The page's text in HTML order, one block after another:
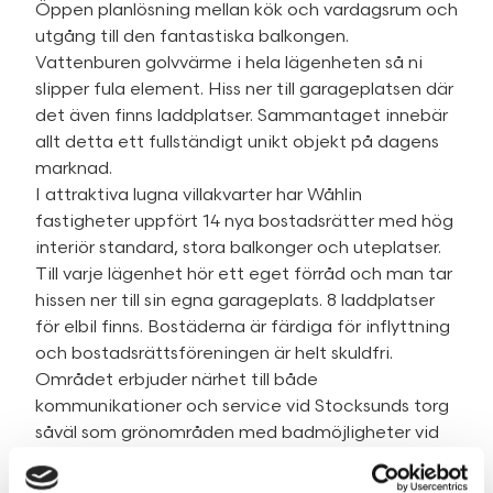
Öppen planlösning mellan kök och vardagsrum och
utgång till den fantastiska balkongen.
Vattenburen golvvärme i hela lägenheten så ni
slipper fula element. Hiss ner till garageplatsen där
det även finns laddplatser. Sammantaget innebär
allt detta ett fullständigt unikt objekt på dagens
marknad.
I attraktiva lugna villakvarter har Wåhlin
fastigheter uppfört 14 nya bostadsrätter med hög
interiör standard, stora balkonger och uteplatser.
Till varje lägenhet hör ett eget förråd och man tar
hissen ner till sin egna garageplats. 8 laddplatser
för elbil finns. Bostäderna är färdiga för inflyttning
och bostadsrättsföreningen är helt skuldfri.
Området erbjuder närhet till både
kommunikationer och service vid Stocksunds torg
såväl som grönområden med badmöjligheter vid
bland annat Svanholmsbadets strand. Här får du
något väldigt ovanligt. En exklusiv nyproducerad